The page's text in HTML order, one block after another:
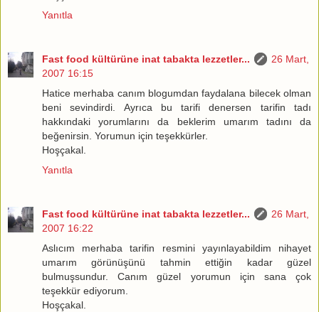
Yanıtla
Fast food kültürüne inat tabakta lezzetler...
26 Mart,
2007 16:15
Hatice merhaba canım blogumdan faydalana bilecek olman
beni sevindirdi. Ayrıca bu tarifi denersen tarifin tadı
hakkındaki yorumlarını da beklerim umarım tadını da
beğenirsin. Yorumun için teşekkürler.
Hoşçakal.
Yanıtla
Fast food kültürüne inat tabakta lezzetler...
26 Mart,
2007 16:22
Aslıcım merhaba tarifin resmini yayınlayabildim nihayet
umarım görünüşünü tahmin ettiğin kadar güzel
bulmuşsundur. Canım güzel yorumun için sana çok
teşekkür ediyorum.
Hoşçakal.